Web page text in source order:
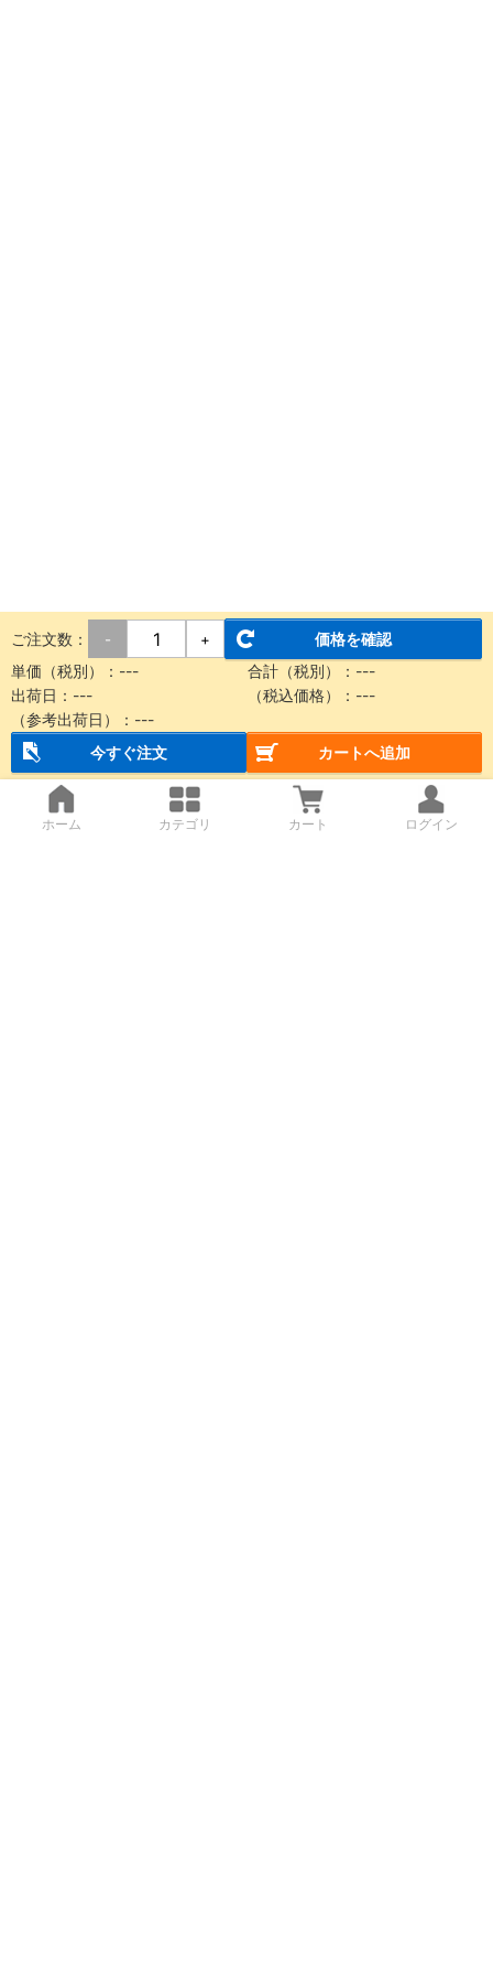
ご注文数： - +
価格を確認
単価（税別）： --- 合計（税別）： ---
出荷日： --- （税込価格）： ---
（参考出荷日）： ---
今すぐ注文
カートへ追加
ホーム カテゴリ カート ログイン